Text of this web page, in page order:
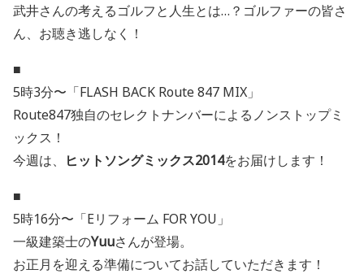
武井さんの考えるゴルフと人生とは…？ゴルファーの皆さ
ん、お聴き逃しなく！
■
5時3分〜「FLASH BACK Route 847 MIX」
Route847独自のセレクトナンバーによるノンストップミ
ックス！
今週は、
ヒットソングミックス2014をお届けします！
■
5時16分〜「Eリフォーム FOR YOU」
一級建築士のYuuさんが登場。
お正月を迎える準備についてお話していただきます！